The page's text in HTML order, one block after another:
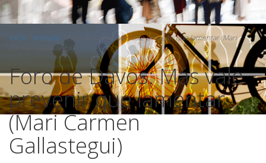
Inicio/ Artículos /Foro de Davos: Más vale prevenir que lamentar (Mari
Carmen Gallastegui)
Foro de Davos: Más vale
prevenir que lamentar
(Mari Carmen
Gallastegui)